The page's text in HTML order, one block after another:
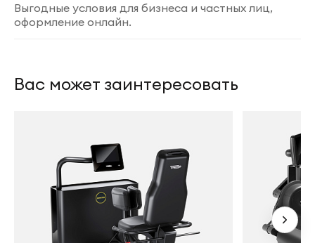
Выгодные условия для бизнеса и частных лиц,
оформление онлайн.
Вас может заинтересовать